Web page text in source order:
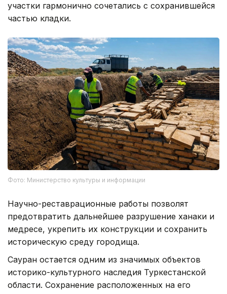
участки гармонично сочетались с сохранившейся
частью кладки.
Фото: Министерство культуры и информации
Научно-реставрационные работы позволят
предотвратить дальнейшее разрушение ханаки и
медресе, укрепить их конструкции и сохранить
историческую среду городища.
Сауран остается одним из значимых объектов
историко-культурного наследия Туркестанской
области. Сохранение расположенных на его